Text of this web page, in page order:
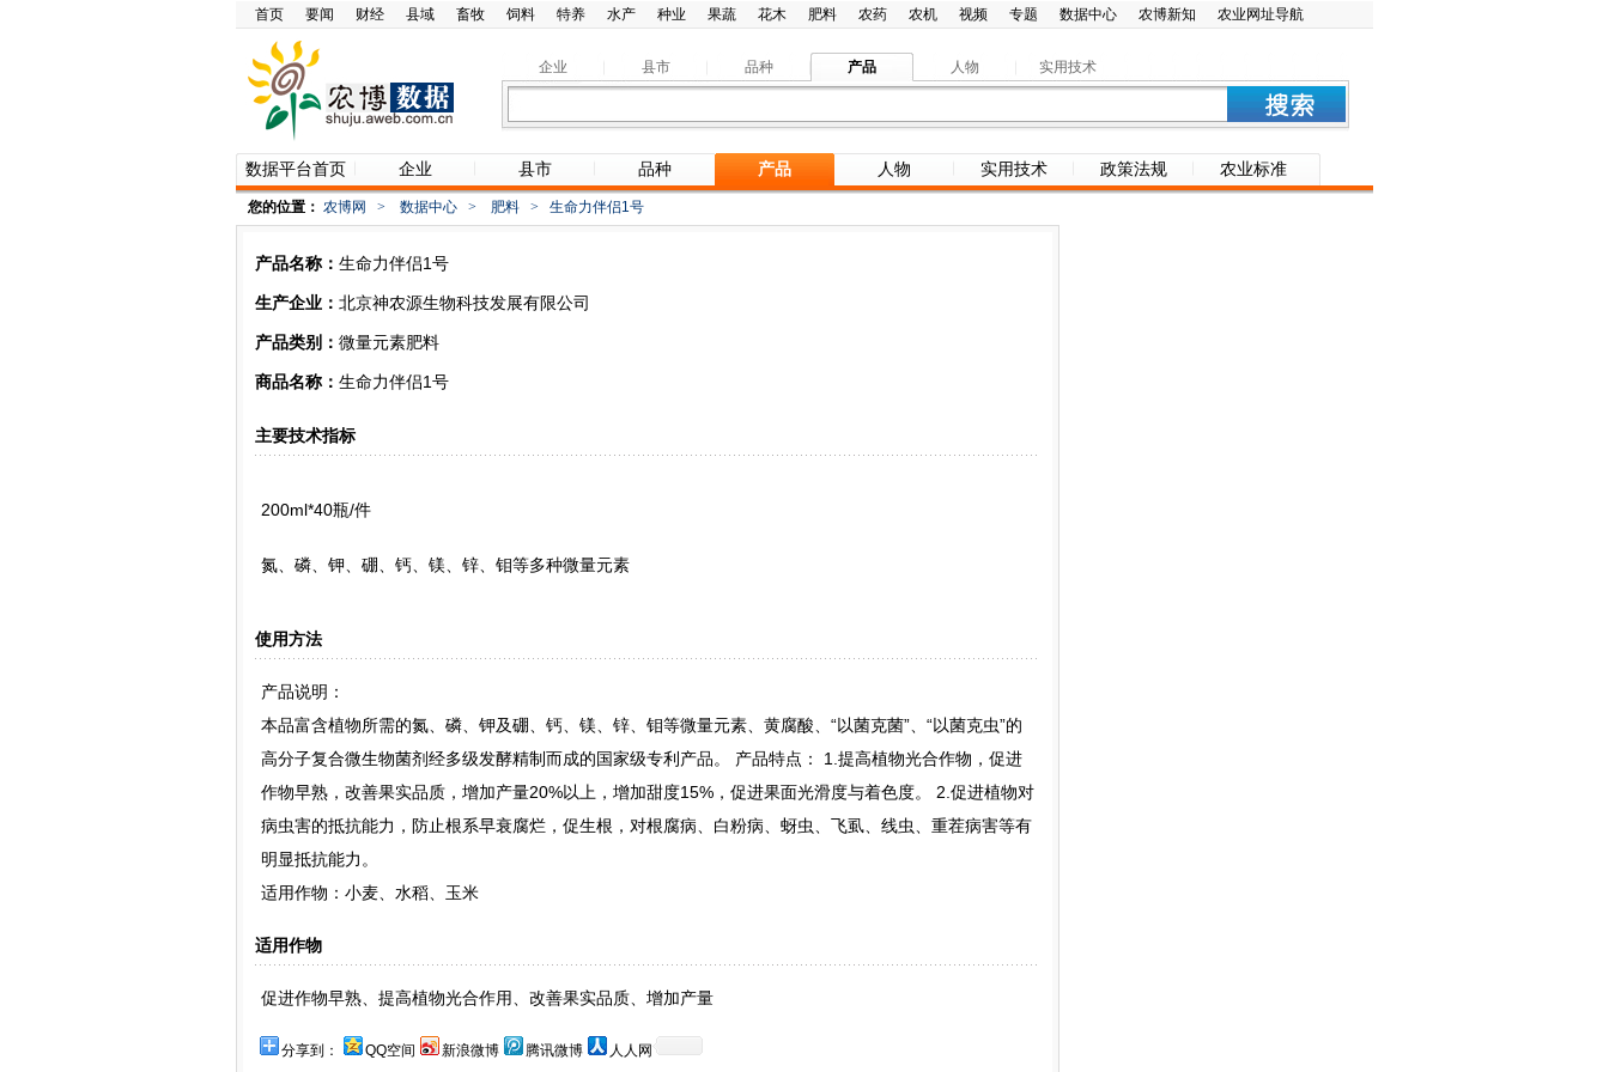
首页 要闻 财经 县域 畜牧 饲料 特养 水产 种业 果蔬 花木 肥料 农药 农机 视频 专题 数据中心 农博新知 农业网址导航
企业 县市 品种 产品 人物 实用技术
数据平台首页 企业 县市 品种 产品 人物 实用技术 政策法规 农业标准
您的位置： 农博网 > 数据中心 > 肥料 > 生命力伴侣1号
产品名称： 生命力伴侣1号
生产企业： 北京神农源生物科技发展有限公司
产品类别： 微量元素肥料
商品名称： 生命力伴侣1号
主要技术指标
200ml*40瓶/件
氮、磷、钾、硼、钙、镁、锌、钼等多种微量元素
使用方法
产品说明：
本品富含植物所需的氮、磷、钾及硼、钙、镁、锌、钼等微量元素、黄腐酸、“以菌克菌”、“以菌克虫”的
高分子复合微生物菌剂经多级发酵精制而成的国家级专利产品。 产品特点： 1.提高植物光合作物，促进
作物早熟，改善果实品质，增加产量20%以上，增加甜度15%，促进果面光滑度与着色度。 2.促进植物对
病虫害的抵抗能力，防止根系早衰腐烂，促生根，对根腐病、白粉病、蚜虫、飞虱、线虫、重茬病害等有
明显抵抗能力。
适用作物：小麦、水稻、玉米
适用作物
促进作物早熟、提高植物光合作用、改善果实品质、增加产量
分享到： QQ空间 新浪微博 腾讯微博 人人网